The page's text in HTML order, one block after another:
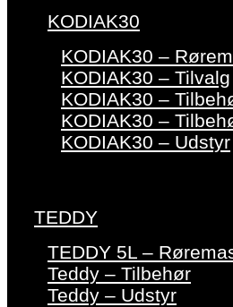
KODIAK30
KODIAK30 –
KODIAK30 – Tilvalg
KODIAK30 –
KODIAK30 –
KODIAK30 – Udstyr
TEDDY
TEDDY 5L –
Teddy – Tilbehør
Teddy – Udstyr